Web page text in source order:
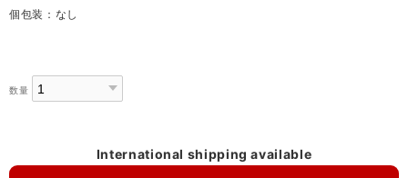
個包装：なし
数量
International shipping available